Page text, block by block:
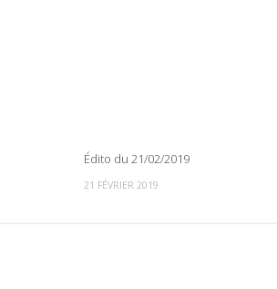
Édito du 21/02/2019
21 FÉVRIER 2019